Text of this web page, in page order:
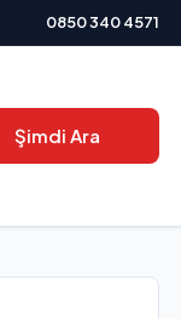
0850 340 4571
Şimdi Ara